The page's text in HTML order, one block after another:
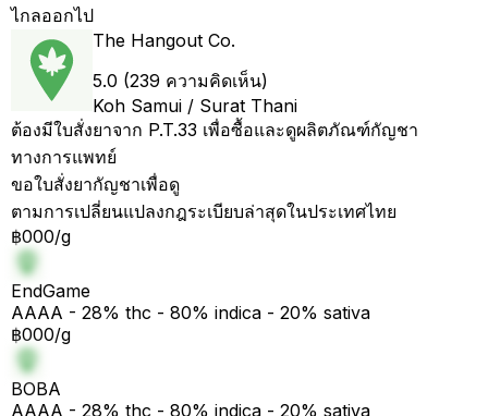
ไกลออกไป
The Hangout Co.
5.0 (239 ความคิดเห็น)
Koh Samui / Surat Thani
ต้องมีใบสั่งยาจาก P.T.33 เพื่อซื้อและดูผลิตภัณฑ์กัญชา
ทางการแพทย์
ขอใบสั่งยากัญชาเพื่อดู
ตามการเปลี่ยนแปลงกฎระเบียบล่าสุดในประเทศไทย
฿000/g
EndGame
AAAA - 28% thc - 80% indica - 20% sativa
฿000/g
BOBA
AAAA - 28% thc - 80% indica - 20% sativa